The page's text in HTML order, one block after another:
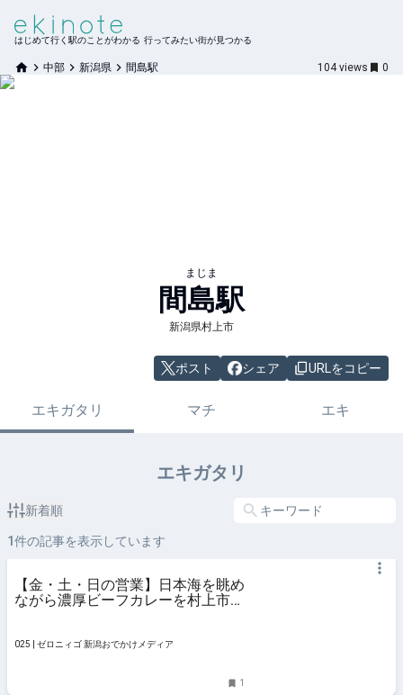
はじめて行く駅のことがわかる 行ってみたい街が見つかる
中部 新潟県 間島駅 104 views 0
まじま
間島駅
新潟県村上市
ポスト シェア URLをコピー
エキガタリ マチ エキ
エキガタリ
新着順
1件の記事を表示しています
【金・土・日の営業】日本海を眺め
ながら濃厚ビーフカレーを村上市
#パフェ #ランチ
025 | ゼロニィゴ 新潟おでかけメディア
1